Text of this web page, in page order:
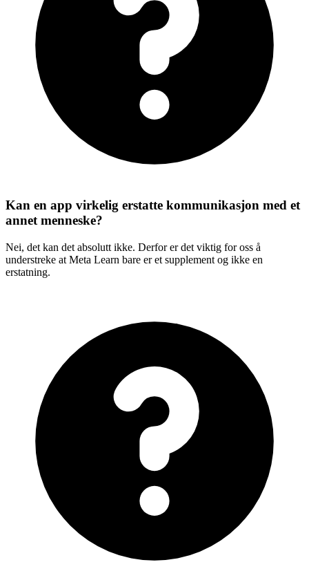
Kan en app virkelig erstatte kommunikasjon med et
annet menneske?
Nei, det kan det absolutt ikke. Derfor er det viktig for oss å
understreke at Meta Learn bare er et supplement og ikke en
erstatning.